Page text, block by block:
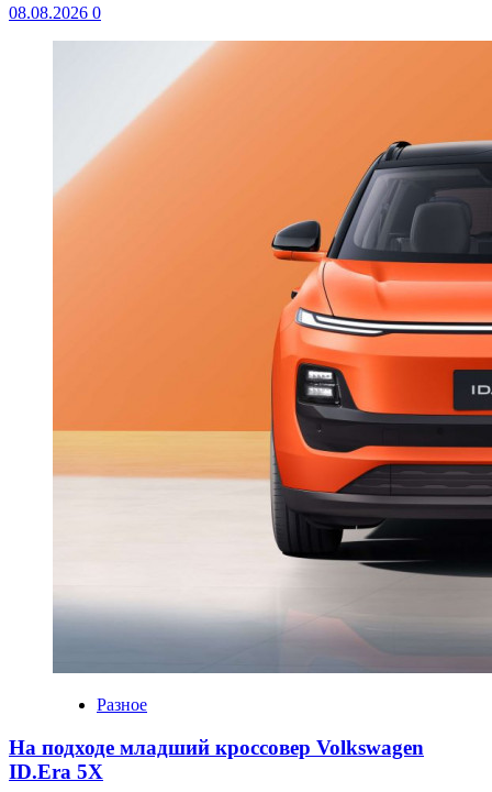
08.08.2026 0
Разное
На подходе младший кроссовер Volkswagen
ID.Era 5X